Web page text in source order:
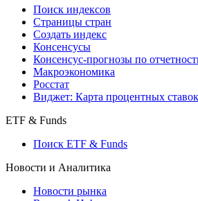
Поиск кредитов
Индексы
Поиск индексов
Страницы стран
Создать индекс
Консенсусы
Консенсус-прогнозы по отчетности
Макроэкономика
Виджет: Карта процентных ставок
ETF & Funds
Поиск ETF & Funds